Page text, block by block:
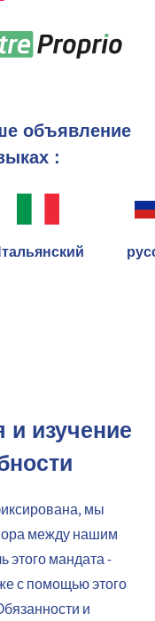
объявление
:
и изучение
мы
между нашим
этого мандата -
с помощью этого
и